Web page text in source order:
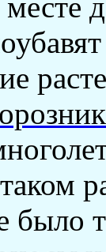
было